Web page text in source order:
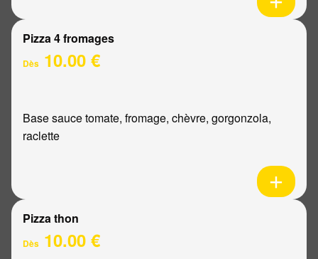
Pizza 4 fromages
Dès 10.00 €
Base sauce tomate, fromage, chèvre, gorgonzola,
raclette
Pizza thon
Dès 10.00 €